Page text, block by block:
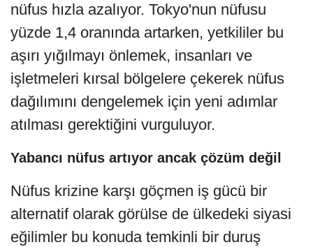
nüfus hızla azalıyor. Tokyo'nun nüfusu
yüzde 1,4 oranında artarken, yetkililer bu
aşırı yığılmayı önlemek, insanları ve
işletmeleri kırsal bölgelere çekerek nüfus
dağılımını dengelemek için yeni adımlar
atılması gerektiğini vurguluyor.
Yabancı nüfus artıyor ancak çözüm değil
Nüfus krizine karşı göçmen iş gücü bir
alternatif olarak görülse de ülkedeki siyasi
eğilimler bu konuda temkinli bir duruş